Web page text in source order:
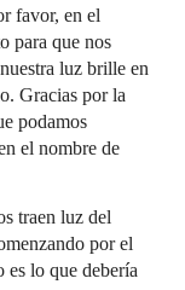
favor, en el
para que nos
luz brille en
Gracias por la
podamos
el nombre de
traen luz del
por el
es lo que debería